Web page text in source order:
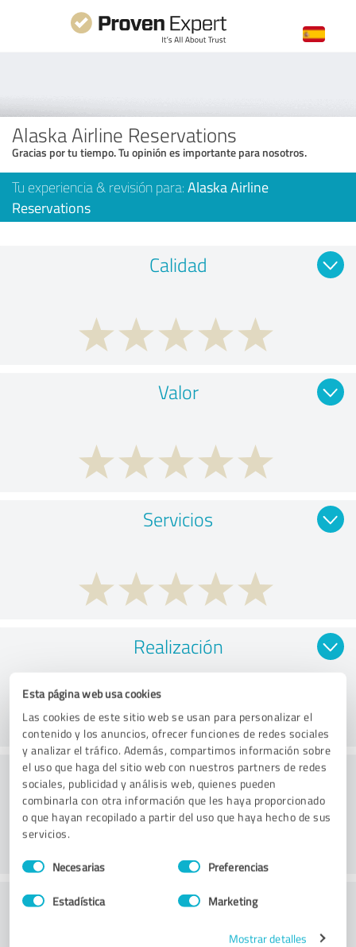
Esta página web usa cookies
Las cookies de este sitio web se usan para personalizar el
contenido y los anuncios, ofrecer funciones de redes sociales
y analizar el tráfico. Además, compartimos información sobre
el uso que haga del sitio web con nuestros partners de redes
sociales, publicidad y análisis web, quienes pueden
combinarla con otra información que les haya proporcionado
o que hayan recopilado a partir del uso que haya hecho de sus
servicios.
Selección
de
Necesarias Preferencias
Estadística Marketing
Mostrar detalles
Alaska Airline Reservations
Gracias por tu tiempo. Tu opinión es importante para nosotros.
Tu experiencia & revisión para: Alaska Airline
Reservations
Calidad
Valor
Servicios
Realización
Consultoría
Servicio de atención al cliente